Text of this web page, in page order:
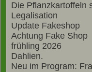
Die Pflanzkartoffeln
Legalisation
Update Fakeshop
Achtung Fake Shop
frühling 2026
Dahlien.
Neu im Program: